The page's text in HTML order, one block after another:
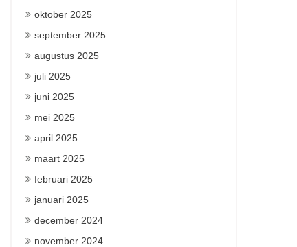
oktober 2025
september 2025
augustus 2025
juli 2025
juni 2025
mei 2025
april 2025
maart 2025
februari 2025
januari 2025
december 2024
november 2024